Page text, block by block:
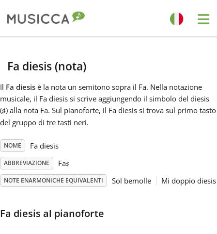
Dansk
Deutsch
English
Fa diesis (nota)
Il Fa diesis è la nota un semitono sopra il Fa. Nella notazione
musicale, il Fa diesis si scrive aggiungendo il simbolo del diesis
(♯) alla nota Fa. Sul pianoforte, il Fa diesis si trova sul primo tasto
del gruppo di tre tasti neri.
NOME Fa diesis
ABBREVIAZIONE Fa♯
NOTE ENARMONICHE EQUIVALENTI Sol bemolle Mi doppio diesis
Fa diesis al pianoforte